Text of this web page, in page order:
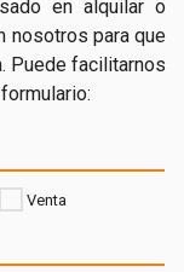
en alquilar o
nosotros para que
Puede facilitarnos
Venta